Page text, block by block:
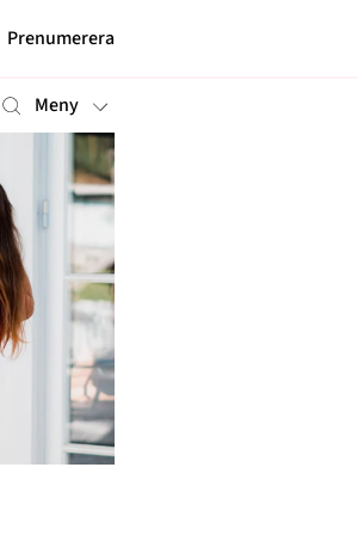
Prenumerera
Meny